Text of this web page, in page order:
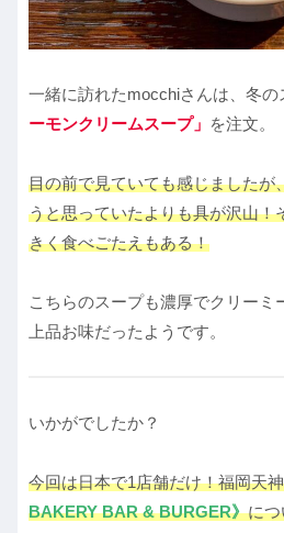
一緒に訪れたmocchiさんは、冬の
ーモンクリームスープ」 を注文。
目の前で見ていても感じましたが
うと思っていたよりも具が沢山！
きく食べごたえもある！
こちらのスープも濃厚でクリーミ
上品お味だったようです。
いかがでしたか？
今回は日本で1店舗だけ！福岡天
BAKERY BAR & BURGER》に